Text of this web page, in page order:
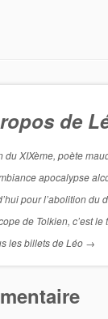
de
du XIXème, poète
apocalypse
pour l’abolition du
de Tolkien, c’est
les billets de Léo →